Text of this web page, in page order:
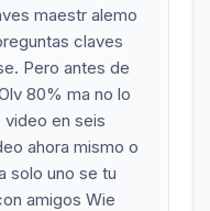
maestr alemo
claves
Pero antes de
80% ma no lo
en seis
ahora mismo o
solo uno se tu
amigos Wie